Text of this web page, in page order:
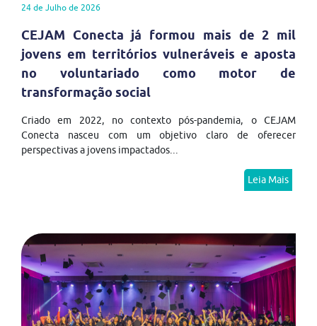
24 de Julho de 2026
CEJAM Conecta já formou mais de 2 mil
jovens em territórios vulneráveis e aposta
no voluntariado como motor de
transformação social
Criado em 2022, no contexto pós-pandemia, o CEJAM
Conecta nasceu com um objetivo claro de oferecer
perspectivas a jovens impactados...
Leia Mais